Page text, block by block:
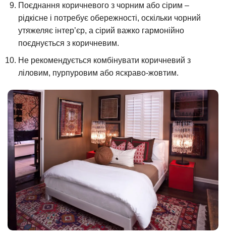
Поєднання коричневого з чорним або сірим –
рідкісне і потребує обережності, оскільки чорний
утяжеляє інтер’єр, а сірий важко гармонійно
поєднується з коричневим.
Не рекомендується комбінувати коричневий з
ліловим, пурпуровим або яскраво-жовтим.